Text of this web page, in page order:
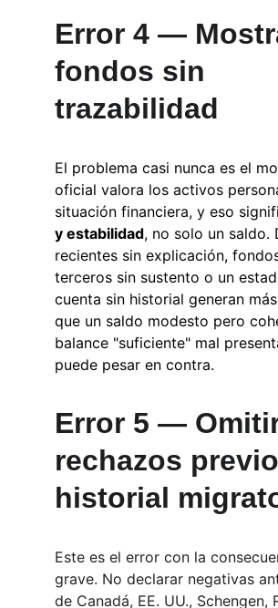
Error 4 —
fondos sin
trazabilidad
El problema casi nunca es el
oficial valora los activos
situación financiera, y eso
y estabilidad, no solo un saldo.
recientes sin explicación,
terceros sin sustento o un
cuenta sin historial generan
que un saldo modesto pero
balance "suficiente" mal
puede pesar en contra.
Error 5 —
rechazos
historial
Este es el error con la
grave. No declarar negativas
de Canadá, EE. UU., Schengen,